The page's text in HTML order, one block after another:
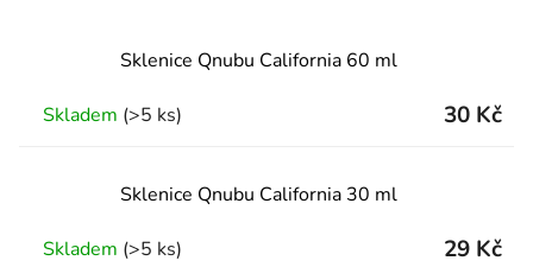
Sklenice Qnubu California 60 ml
Skladem (>5 ks) 30 Kč
Sklenice Qnubu California 30 ml
Skladem (>5 ks) 29 Kč